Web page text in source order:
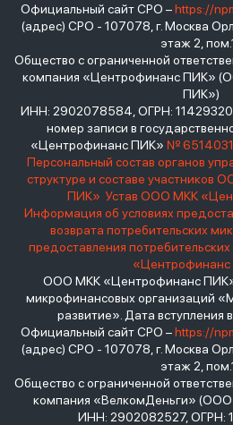
Официальный сайт СРО –https://
(адрес) СРО - 107078, г. Москва
этаж 2,
Общество с ограниченной
компания «Центрофинанс ПИК»
ПИК»)
ИНН: 2902078584, ОГРН:
номер записи в
«Центрофинанс ПИК» №
Персональный состав органов
структуре и составе
ПИК» Устав ООО МКК
Информация об условиях
возврата потребительских
предоставления
ООО МКК «Центрофинанс
микрофинансовых организаций
развитие». Дата вступления
Официальный сайт СРО –https://
(адрес) СРО - 107078, г. Москва
этаж 2,
Общество с ограниченной
компания «ВелкомДеньги»
ИНН: 2902082527, ОГРН: